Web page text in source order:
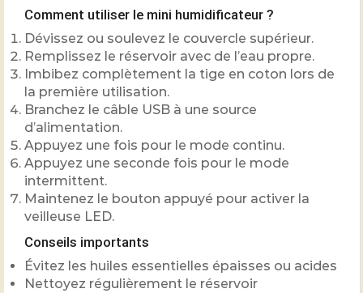
Comment utiliser le mini humidificateur ?
Dévissez ou soulevez le couvercle supérieur.
Remplissez le réservoir avec de l’eau propre.
Imbibez complètement la tige en coton lors de
la première utilisation.
Branchez le câble USB à une source
d’alimentation.
Appuyez une fois pour le mode continu.
Appuyez une seconde fois pour le mode
intermittent.
Maintenez le bouton appuyé pour activer la
veilleuse LED.
Conseils importants
Évitez les huiles essentielles épaisses ou acides
Nettoyez régulièrement le réservoir